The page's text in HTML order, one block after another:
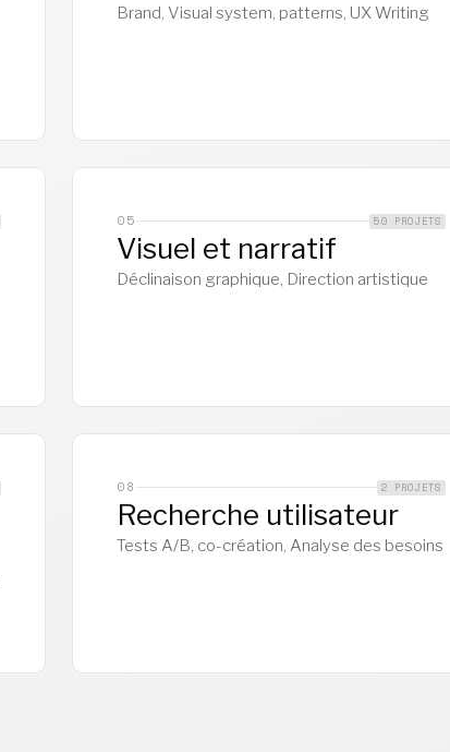
Brand, Visual system, patterns, UX Writing
05 50 PROJETS
Visuel et narratif
Déclinaison graphique, Direction artistique
08 2 PROJETS
Recherche utilisateur
Tests A/B, co-création, Analyse des besoins